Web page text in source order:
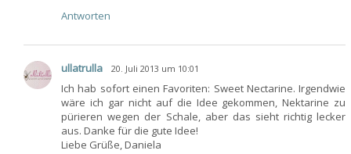
Antworten
ullatrulla 20. Juli 2013 um 10:01
Ich hab sofort einen Favoriten: Sweet Nectarine. Irgendwie
wäre ich gar nicht auf die Idee gekommen, Nektarine zu
pürieren wegen der Schale, aber das sieht richtig lecker
aus. Danke für die gute Idee!
Liebe Grüße, Daniela